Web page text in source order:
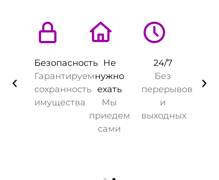
Безопасность
Гарантируем
сохранность
имущества
Не
нужно
ехать
Мы
приедем
сами
24/7
Без
перерывов
и
выходных